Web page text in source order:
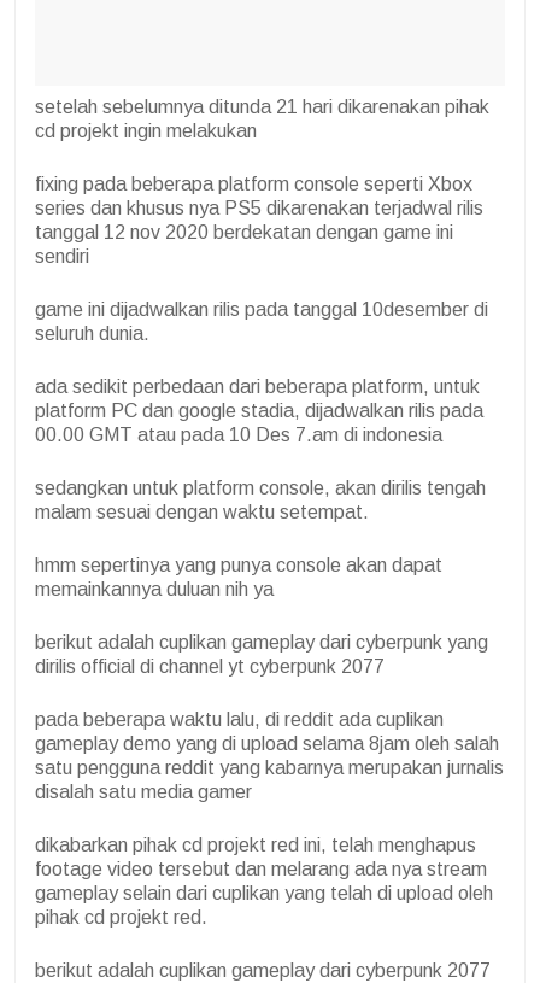
setelah sebelumnya ditunda 21 hari dikarenakan pihak
cd projekt ingin melakukan
fixing pada beberapa platform console seperti Xbox
series dan khusus nya PS5 dikarenakan terjadwal rilis
tanggal 12 nov 2020 berdekatan dengan game ini
sendiri
game ini dijadwalkan rilis pada tanggal 10desember di
seluruh dunia.
ada sedikit perbedaan dari beberapa platform, untuk
platform PC dan google stadia, dijadwalkan rilis pada
00.00 GMT atau pada 10 Des 7.am di indonesia
sedangkan untuk platform console, akan dirilis tengah
malam sesuai dengan waktu setempat.
hmm sepertinya yang punya console akan dapat
memainkannya duluan nih ya
berikut adalah cuplikan gameplay dari cyberpunk yang
dirilis official di channel yt cyberpunk 2077
pada beberapa waktu lalu, di reddit ada cuplikan
gameplay demo yang di upload selama 8jam oleh salah
satu pengguna reddit yang kabarnya merupakan jurnalis
disalah satu media gamer
dikabarkan pihak cd projekt red ini, telah menghapus
footage video tersebut dan melarang ada nya stream
gameplay selain dari cuplikan yang telah di upload oleh
pihak cd projekt red.
berikut adalah cuplikan gameplay dari cyberpunk 2077